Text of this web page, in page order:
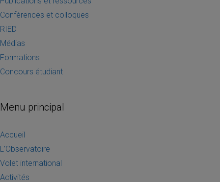
Conférences et colloques
RIED
Médias
Formations
Concours étudiant
Menu principal
Accueil
L’Observatoire
Volet international
Activités